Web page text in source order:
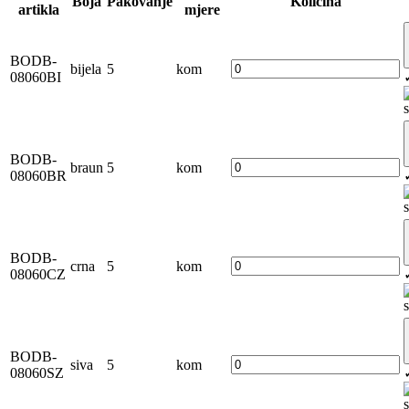
artikla
mjere
BODB-
08060BI
bijela 5 kom
BODB-
08060BR
braun 5 kom
BODB-
08060CZ
crna 5 kom
BODB-
08060SZ
siva 5 kom